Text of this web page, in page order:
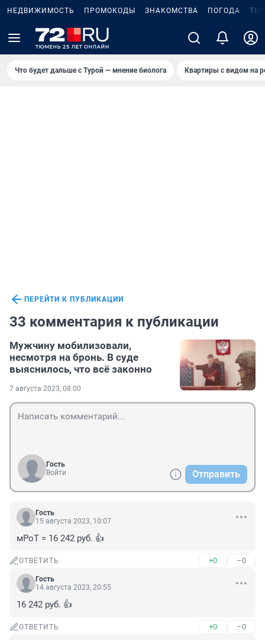
НЕДВИЖИМОСТЬ ПРОМОКОДЫ ЗНАКОМСТВА ПОГОДА
Что будет дальше с Турой — мнение биолога Квартиры с видом на
ПЕРЕЙТИ К ПУБЛИКАЦИИ
33 комментария к публикации
Мужчину мобилизовали,
несмотря на бронь. В суде
выяснилось, что всё законно
7 августа 2023, 08:00
Гость
Войти
Отправить
Гость
15 августа 2023, 10:07
мРоТ = 16 242 руб. 👍
ОТВЕТИТЬ +0 –0
Гость
14 августа 2023, 20:55
16 242 руб. 👍
ОТВЕТИТЬ +0 –0